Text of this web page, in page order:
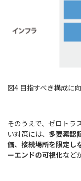
図4 目指すべき構成に
そのうえで、ゼロトラ
い対策には、 多要素認
価、接続場所を限定し
ーエンドの可視化など